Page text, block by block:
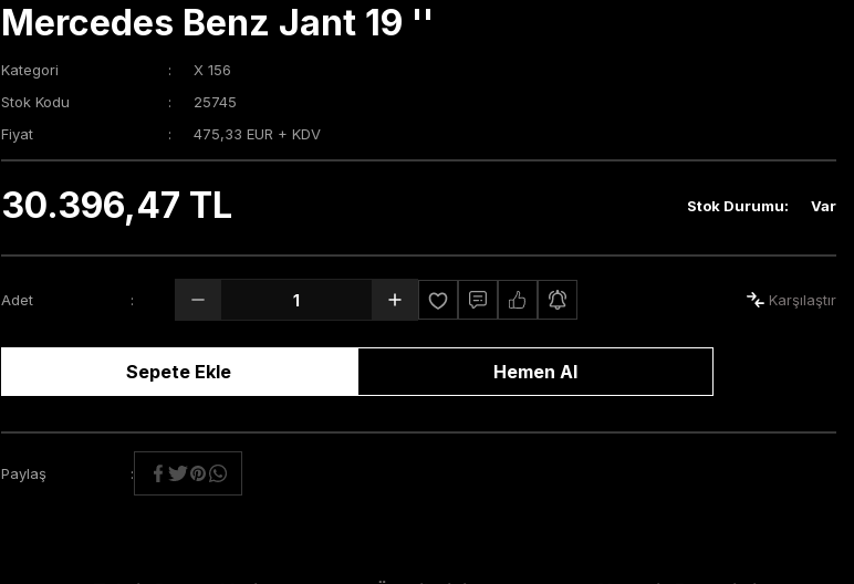
Mercedes Benz Jant 19 ''
Kategori
X 156
Stok Kodu
25745
Fiyat
475,33 EUR + KDV
30.396,47 TL Stok Durumu: Var
Adet Karşılaştır
Sepete Ekle Hemen Al
Paylaş